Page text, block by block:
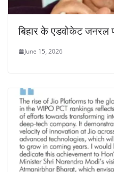
बिहार के एडवोकेट जनरल
June 15, 2026